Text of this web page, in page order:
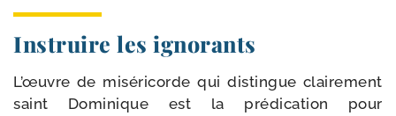
Instruire les ignorants
L’œuvre de misé­ri­corde qui dis­tingue clai­re­ment
saint Dominique est la pré­di­ca­tion pour